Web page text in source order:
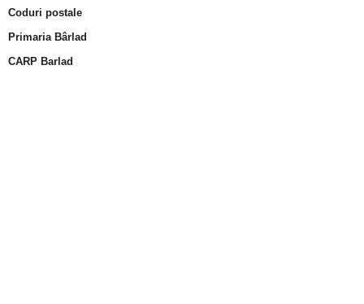
Coduri postale
Primaria Bârlad
CARP Barlad